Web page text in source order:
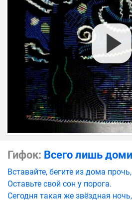
Гифок: Всего лишь
Вставайте, бегите из дома прочь,
Оставьте свой сон у порога.
Сегодня такая же звёздная ночь,